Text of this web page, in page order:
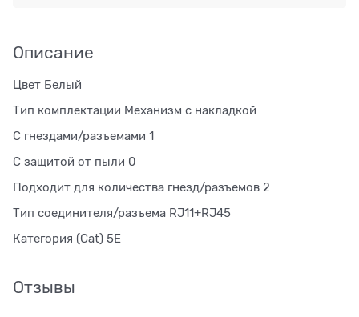
Описание
Цвет Белый
Тип комплектации Механизм с накладкой
С гнездами/разъемами 1
С защитой от пыли 0
Подходит для количества гнезд/разъемов 2
Тип соединителя/разъема RJ11+RJ45
Категория (Cat) 5E
Отзывы